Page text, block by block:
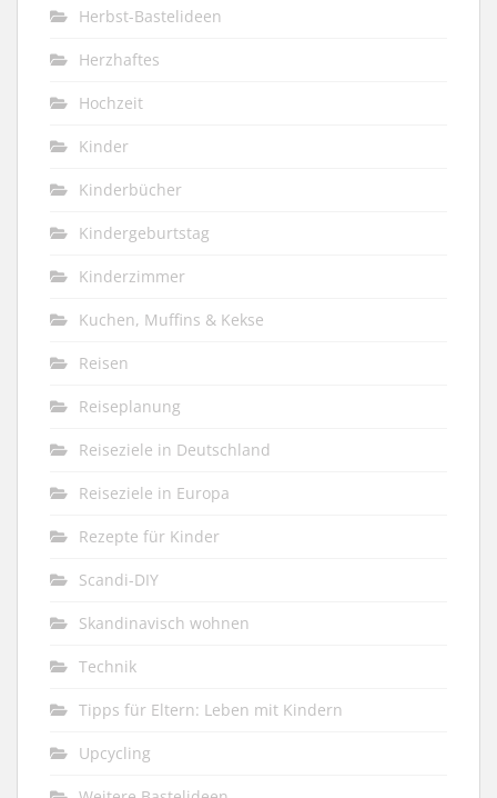
Herbst-Bastelideen
Herzhaftes
Hochzeit
Kinder
Kinderbücher
Kindergeburtstag
Kinderzimmer
Kuchen, Muffins & Kekse
Reisen
Reiseplanung
Reiseziele in Deutschland
Reiseziele in Europa
Rezepte für Kinder
Scandi-DIY
Skandinavisch wohnen
Technik
Tipps für Eltern: Leben mit Kindern
Upcycling